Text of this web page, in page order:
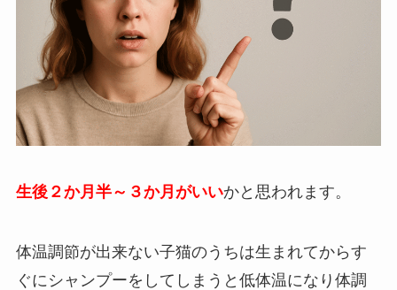
生後２か月半～３か月がいいかと思われます。
体温調節が出来ない子猫のうちは生まれてからす
ぐにシャンプーをしてしまうと低体温になり体調